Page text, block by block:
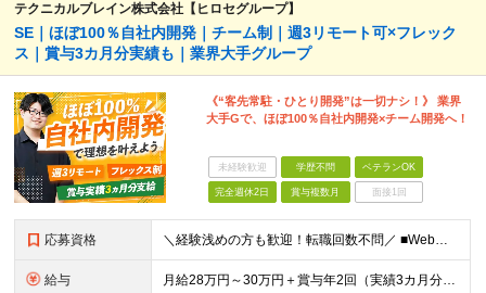
テクニカルブレイン株式会社【ヒロセグループ】
SE｜ほぼ100％自社内開発｜チーム制｜週3リモート可×フレック
ス｜賞与3カ月分実績も｜業界大手グループ
《“客先常駐・ひとり開発”は一切ナシ！》 業界
大手Gで、ほぼ100％自社内開発×チーム開発へ！
未経験歓迎 学歴不問 ベテランOK
完全週休2日 賞与複数月 面接1回
応募資格 ＼経験浅めの方も歓迎！転職回数不問／ ■Web系システム開発の経験をお持ちの方（言語、工程、年数不問） ■学歴不問 ◎まずはお会いすることを大切にしています！ 「経歴に自信がない…」そんな方もまずは
給与 月給28万円～30万円＋賞与年2回（実績3カ月分）＋住宅・家族手当 ※経験・年齢・能力を考慮し、当社規定により決定します。 ※試用期間3カ月（給与、待遇に差異はありません） ※残業代は全額支給いたしま